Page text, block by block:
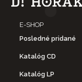
E-SHOP
Posledné pridané
Katalóg CD
Katalóg LP